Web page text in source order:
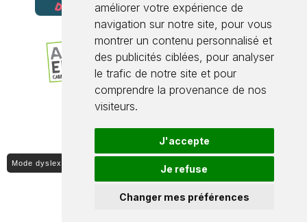
améliorer votre expérience de
navigation sur notre site, pour vous
montrer un contenu personnalisé et
des publicités ciblées, pour analyser
le trafic de notre site et pour
comprendre la provenance de nos
visiteurs.
J'accepte
Je refuse
Changer mes préférences
Mode dyslexique ON / OFF